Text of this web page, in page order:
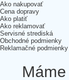
Ako nakupovať
Cena dopravy
Ako platiť
Ako reklamovať
Servisné strediská
Obchodné podmienky
Reklamačné podmienky
Máme